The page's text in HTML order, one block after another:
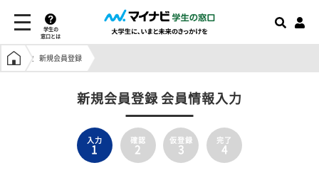
学生の
窓口とは
学生の窓口トップ
新規会員登録
新規会員登録 会員情報入力
入力
1
確認
2
仮登録
3
完了
4